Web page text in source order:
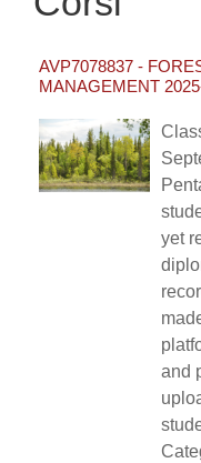
AVP7078837 -
MANAGEMENT
yet
and